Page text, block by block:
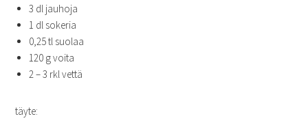
3 dl jauhoja
1 dl sokeria
0,25 tl suolaa
120 g voita
2 – 3 rkl vettä
täyte: